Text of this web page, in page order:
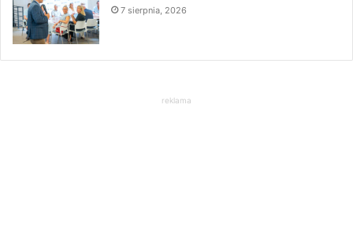
7 sierpnia, 2026
reklama